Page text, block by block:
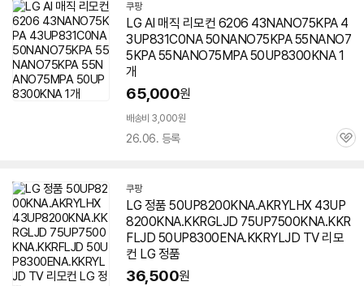
쿠팡
LG AI 매직 리모컨 6206 43NANO75KPA 4
3UP831C0NA 50NANO75KPA 55NANO7
5KPA 55NANO75MPA50UP8300KNA1
개
65,000원
배송비 3,000원
26.06. 등록
관
쿠팡
LG 정품 50UP8200KNA.AKRYLHX 43UP
8200KNA.KKRGLJD 75UP7500KNA.KKR
FLJD 50UP8300ENA.KKRYLJD TV 리모
컨 LG 정품
36,500원